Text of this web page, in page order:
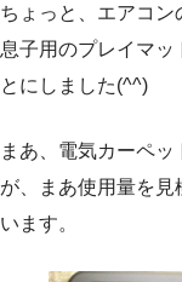
ちょっと、エアコン
息子用のプレイマッ
とにしました(^^)
まあ、電気カーペ
が、まあ使用量を
います。